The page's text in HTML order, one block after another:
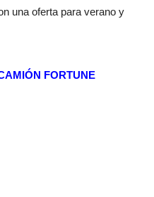
una oferta para verano y
FORTUNE